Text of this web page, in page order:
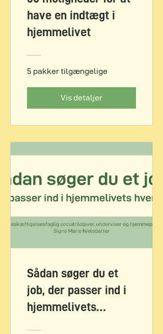
have en indtægt i
hjemmelivet
5 pakker tilgængelige
Vis detaljer
Sådan søger du et
job, der passer ind i
hjemmelivets